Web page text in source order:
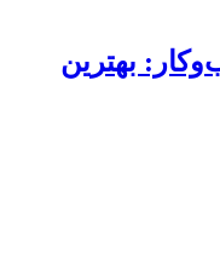
بهترین